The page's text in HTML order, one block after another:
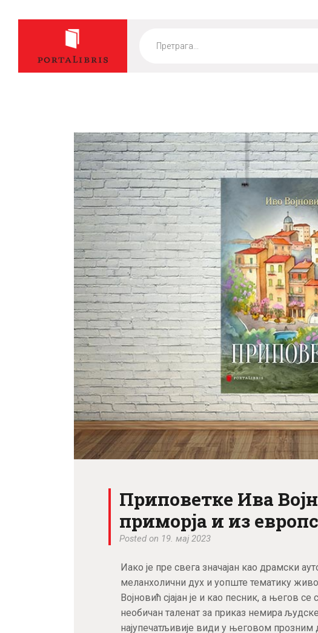
search
Приповетке Ива
приморја и из
Posted on 19. мај 2023
Иако је пре свега значајан као драмски
меланхолични дух и уопште тематику
Војновић сјајан је и као песник, а његов
необичан таленат за приказ немира
најупечатљивије види у његовом